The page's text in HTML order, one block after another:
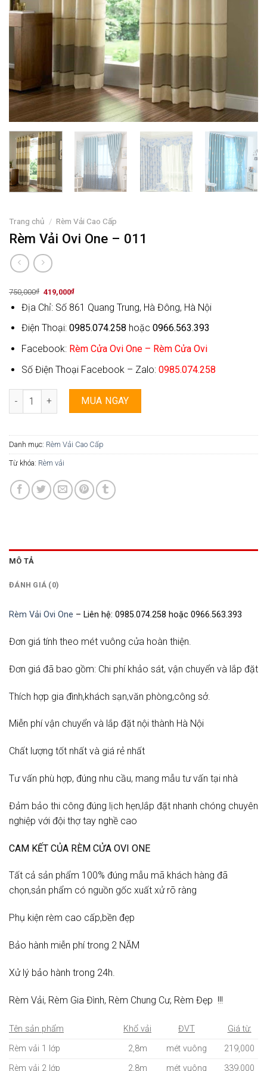
Trang chủ / Rèm Vải Cao Cấp
Rèm Vải Ovi One – 011
750,000₫
Original
was:
419,000₫Current
is:
419,000₫.
Địa Chỉ: Số 861 Quang Trung, Hà Đông, Hà Nội
Điện Thoại: 0985.074.258 hoặc 0966.563.393
Facebook: Rèm Cửa Ovi One – Rèm Cửa Ovi
Số Điện Thoại Facebook – Zalo: 0985.074.258
Rèm Vải Ovi One - 011 số lượng
MUA NGAY
Danh mục: Rèm Vải Cao Cấp
Từ khóa: Rèm vải
MÔ TẢ
ĐÁNH GIÁ (0)
Rèm Vải Ovi One – Liên hệ: 0985.074.258 hoặc 0966.563.393
Đơn giá tính theo mét vuông cửa hoàn thiện.
Đơn giá đã bao gồm: Chi phí khảo sát, vận chuyển và lắp đặt
Thích hợp gia đình,khách sạn,văn phòng,công sở.
Miễn phí vận chuyển và lắp đặt nội thành Hà Nội
Chất lượng tốt nhất và giá rẻ nhất
Tư vấn phù hợp, đúng nhu cầu, mang mẫu tư vấn tại nhà
Đảm bảo thi công đúng lịch hẹn,lắp đặt nhanh chóng chuyên
nghiệp với đội thợ tay nghề cao
CAM KẾT CỦA RÈM CỬA OVI ONE
Tất cả sản phẩm 100% đúng mẫu mã khách hàng đã
chọn,sản phẩm có nguồn gốc xuất xử rõ ràng
Phụ kiện rèm cao cấp,bền đẹp
Bảo hành miễn phí trong 2 NĂM
Xử lý bảo hành trong 24h.
Rèm Vải, Rèm Gia Đình, Rèm Chung Cư, Rèm Đẹp !!!
Tên sản phẩm Khổ vải ĐVT
Giá từ:
Rèm vải 1 lớp
2,8m mét vuông
219,000
Rèm vải 2 lớp
2,8m mét vuông 339,000